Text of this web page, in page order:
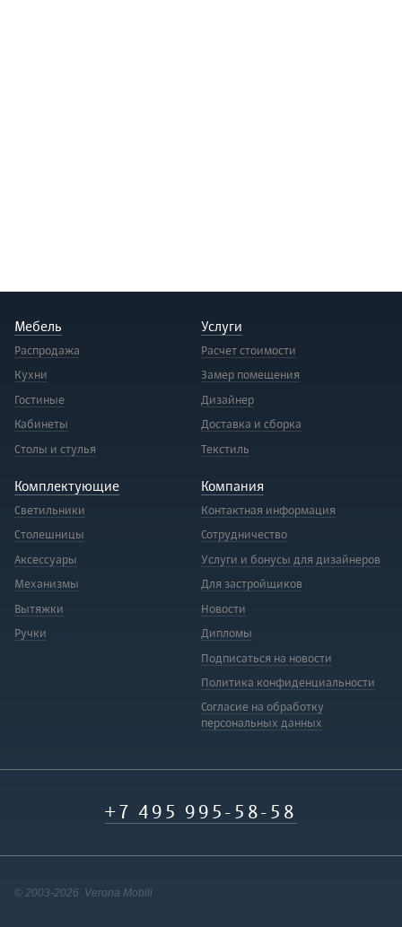
+7 495 995-58-58
Мебель
Распродажа
Кухни
Гостиные
Кабинеты
Столы и стулья
Услуги
Расчет стоимости
Замер помещения
Дизайнер
Доставка и сборка
Текстиль
Комплектующие
Светильники
Столешницы
Аксессуары
Механизмы
Вытяжки
Ручки
Компания
Контактная информация
Сотрудничество
Услуги и бонусы для дизайнеров
Для застройщиков
Новости
Дипломы
Подписаться на новости
Политика конфиденциальности
Согласие на обработку
персональных данных
© 2003-2026 Verona Mobili